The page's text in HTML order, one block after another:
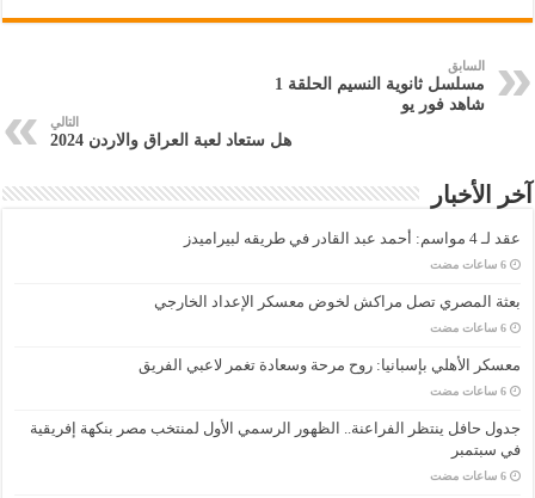
السابق
مسلسل ثانوية النسيم الحلقة 1
شاهد فور يو
التالي
هل ستعاد لعبة العراق والاردن 2024
آخر الأخبار
عقد لـ 4 مواسم: أحمد عبد القادر في طريقه لبيراميدز
‏6 ساعات مضت
بعثة المصري تصل مراكش لخوض معسكر الإعداد الخارجي
‏6 ساعات مضت
معسكر الأهلي بإسبانيا: روح مرحة وسعادة تغمر لاعبي الفريق
‏6 ساعات مضت
جدول حافل ينتظر الفراعنة.. الظهور الرسمي الأول لمنتخب مصر بنكهة إفريقية
في سبتمبر
‏6 ساعات مضت